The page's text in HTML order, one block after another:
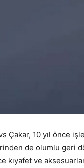
Çakar, 10 yıl önce
de olumlu geri
kıyafet ve